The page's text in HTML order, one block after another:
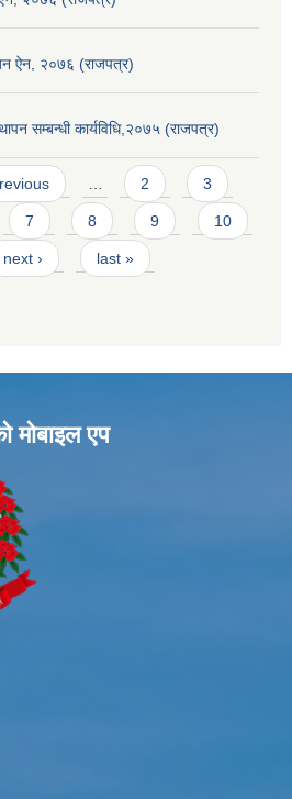
ऐन, २०७६ (राजपत्र)
सम्बन्धी कार्यविधि,२०७५ (राजपत्र)
2 3
7 8 9 10
next › last »
माेबाइल एप